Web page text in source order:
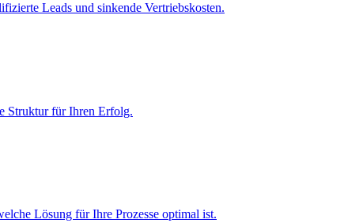
Leads und sinkende Vertriebskosten.
Struktur für Ihren Erfolg.
Lösung für Ihre Prozesse optimal ist.